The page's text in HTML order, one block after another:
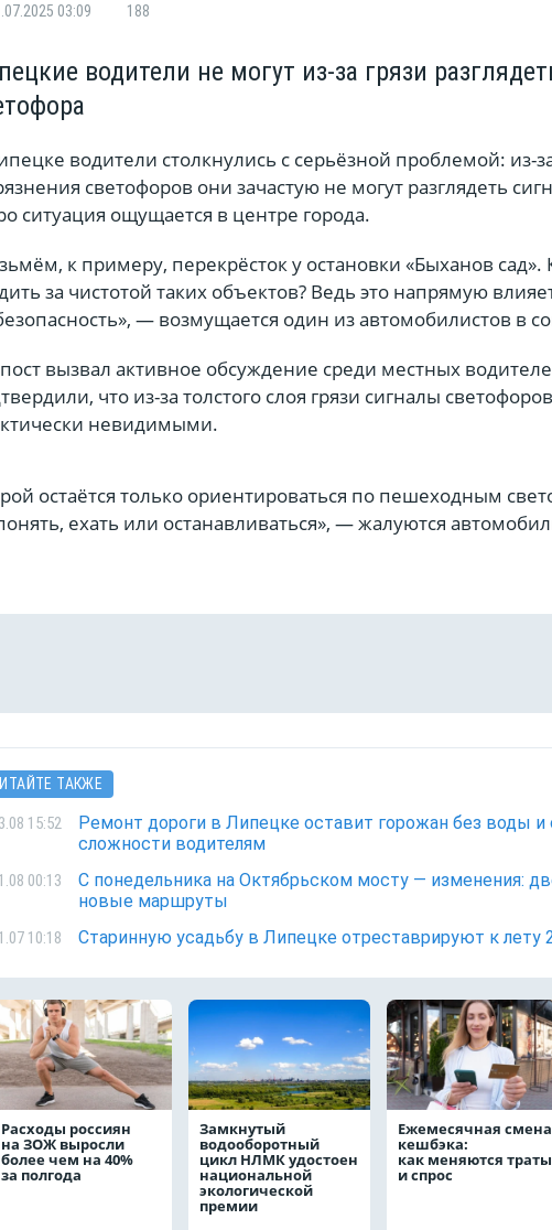
03:09
188
водители не могут из-за грязи
водители столкнулись с серьёзной проблемой: из-
светофоров они зачастую не могут разглядеть
ситуация ощущается в центре города.
к примеру, перекрёсток у остановки «Быханов сад».
за чистотой таких объектов? Ведь это напрямую
— возмущается один из автомобилистов в
пост вызвал активное обсуждение среди местных
что из-за толстого слоя грязи сигналы
невидимыми.
остаётся только ориентироваться по пешеходным
ехать или останавливаться», — жалуются
ТАКЖЕ
15:52
Ремонт дороги в Липецке оставит горожан без воды и
сложности водителям
00:13
С понедельника на Октябрьском мосту — изменения:
новые маршруты
10:18 Старинную усадьбу в Липецке отреставрируют к лету
Расходы россиян
на ЗОЖ выросли
более чем на 40%
за полгода
Замкнутый
водооборотный
цикл НЛМК удостоен
национальной
экологической
премии
Ежемесячная смена
кешбэка:
как меняются траты
и спрос